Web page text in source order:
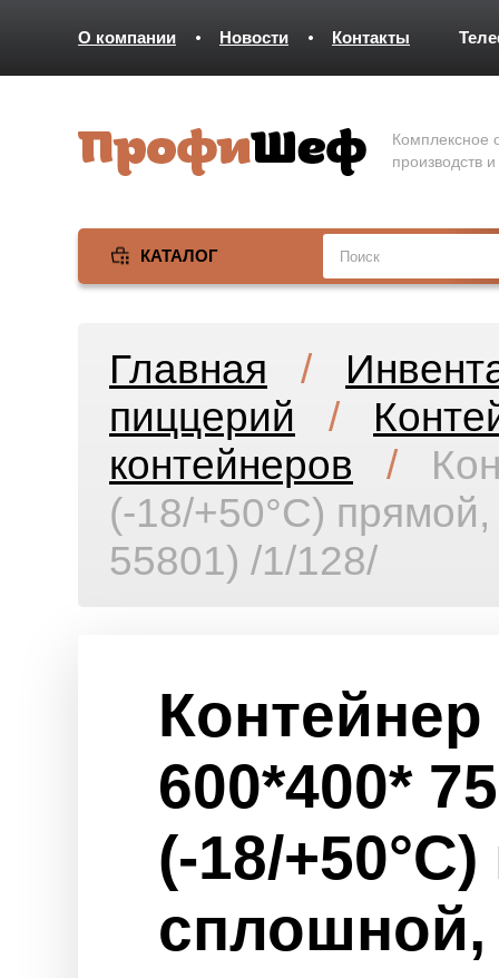
О компании Новости Контакты
Комплексное
производств
КАТАЛОГ
Главная /
пиццерий /
контейнеров /
(-18/+50°C)
55801) /1/128/
Контейнер
600*400*
(-18/
сплошной,